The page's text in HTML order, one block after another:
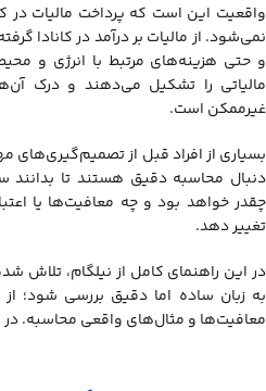
مالیات کربن در کانادا
مالیات سرمایه‌ گذاری در کانادا
مالیات استانی در کانادا
معافیت مالیاتی در کانادا
ددلاین‌ و فرایند پرداخت مالیات در کانادا
واقعیت این است که پرداخت مالیات
نمی‌شود. از مالیات بر درآمد در کانادا
و حتی هزینه‌های مرتبط با انرژی و
مالیاتی را تشکیل می‌دهند و درک
غیرممکن است.
بسیاری از افراد قبل از تصمیم‌گیری‌های
دنبال محاسبه دقیق هستند تا بدانند
چقدر خواهد بود و چه معافیت‌ها یا
تغییر دهد.
در این راهنمای کامل از نیلگام، تلاش
به زبان ساده اما دقیق بررسی شود؛ از
معافیت‌ها و مثال‌های واقعی محاسبه. در